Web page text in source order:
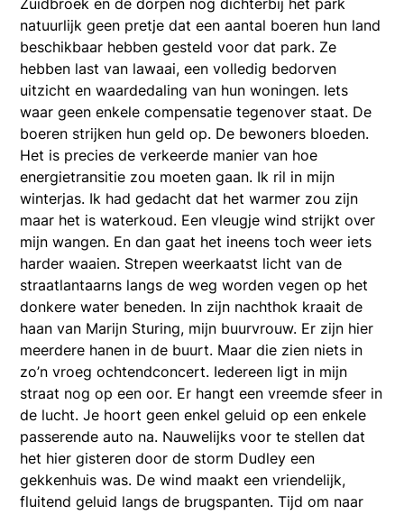
Zuidbroek en de dorpen nog dichterbij het park
natuurlijk geen pretje dat een aantal boeren hun land
beschikbaar hebben gesteld voor dat park. Ze
hebben last van lawaai, een volledig bedorven
uitzicht en waardedaling van hun woningen. Iets
waar geen enkele compensatie tegenover staat. De
boeren strijken hun geld op. De bewoners bloeden.
Het is precies de verkeerde manier van hoe
energietransitie zou moeten gaan. Ik ril in mijn
winterjas. Ik had gedacht dat het warmer zou zijn
maar het is waterkoud. Een vleugje wind strijkt over
mijn wangen. En dan gaat het ineens toch weer iets
harder waaien. Strepen weerkaatst licht van de
straatlantaarns langs de weg worden vegen op het
donkere water beneden. In zijn nachthok kraait de
haan van Marijn Sturing, mijn buurvrouw. Er zijn hier
meerdere hanen in de buurt. Maar die zien niets in
zo’n vroeg ochtendconcert. Iedereen ligt in mijn
straat nog op een oor. Er hangt een vreemde sfeer in
de lucht. Je hoort geen enkel geluid op een enkele
passerende auto na. Nauwelijks voor te stellen dat
het hier gisteren door de storm Dudley een
gekkenhuis was. De wind maakt een vriendelijk,
fluitend geluid langs de brugspanten. Tijd om naar